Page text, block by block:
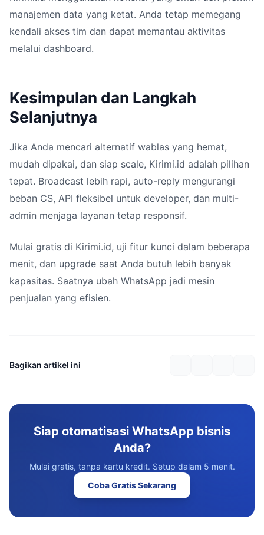
manajemen data yang ketat. Anda tetap memegang
kendali akses tim dan dapat memantau aktivitas
melalui dashboard.
Kesimpulan dan Langkah
Selanjutnya
Jika Anda mencari alternatif wablas yang hemat,
mudah dipakai, dan siap scale, Kirimi.id adalah pilihan
tepat. Broadcast lebih rapi, auto-reply mengurangi
beban CS, API fleksibel untuk developer, dan multi-
admin menjaga layanan tetap responsif.
Mulai gratis di Kirimi.id, uji fitur kunci dalam beberapa
menit, dan upgrade saat Anda butuh lebih banyak
kapasitas. Saatnya ubah WhatsApp jadi mesin
penjualan yang efisien.
Bagikan artikel ini
Siap otomatisasi WhatsApp bisnis
Anda?
Mulai gratis, tanpa kartu kredit. Setup dalam 5 menit.
Coba Gratis Sekarang